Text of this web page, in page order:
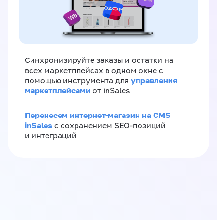
Синхронизируйте заказы и остатки на
всех маркетплейсах в одном окне с
помощью инструмента для управления
маркетплейсами от inSales
Перенесем интернет-магазин на CMS
inSales с сохранением SEO-позиций
и интеграций